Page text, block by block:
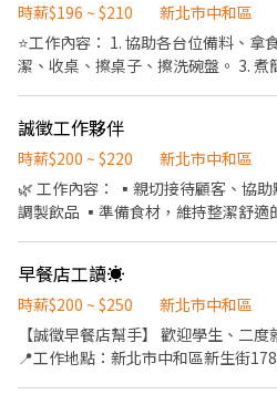
時薪$196 ~ $210
新北市中和區
⭐️工作內容： 1. 協助各台位備料、拿
潔、收桌、擦桌子、擦洗碗盤。 3. 煮
9:00或10:00-14:00（一天保證時數3小時） 🎉福利： 1. 投
2. 供一餐 3. 年終小紅包、開工小紅包、節
早餐店經驗，學習進度快調薪快速！ 我們想要找長期穩定的工讀生
或兼職，工作認真、負責、抗壓高，
誠徵工作夥伴
時薪$200 ~ $220
新北市中和區
🌿 工作內容： ▪️親切接待顧客、協
調製飲品 ▪️準備食材，維持整潔舒
早餐店工讀☀️
時薪$200 ~ $250
新北市中和區
【誠徵早餐店幫手】 歡迎學生、二度就業、兼職打工族加入我們❤️
📍工作地點：新北市中和區新生街178號 🔧【工作內容】 🍳